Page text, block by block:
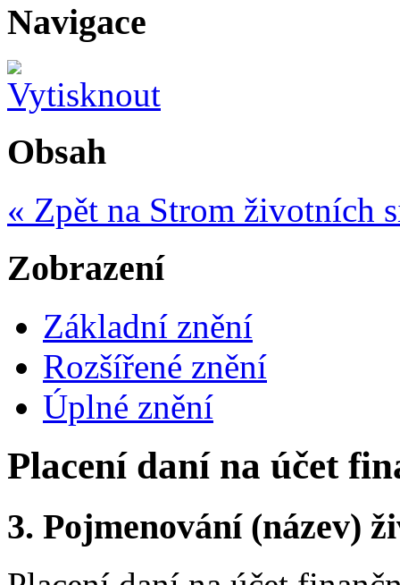
Navigace
Obsah
« Zpět na Strom životních
Zobrazení
Základní znění
Rozšířené znění
Úplné znění
Placení daní na účet
3. Pojmenování (název)